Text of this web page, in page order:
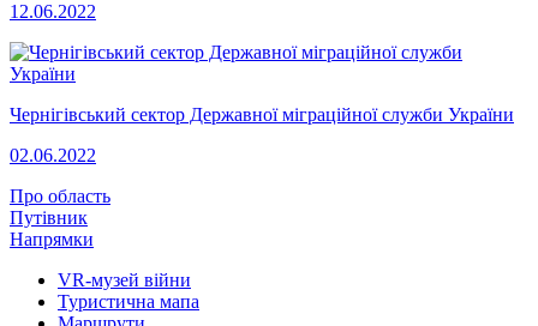
12.06.2022
Чернігівський сектор Державної міграційної служби України
02.06.2022
Про область
Путівник
Напрямки
VR-музей війни
Туристична мапа